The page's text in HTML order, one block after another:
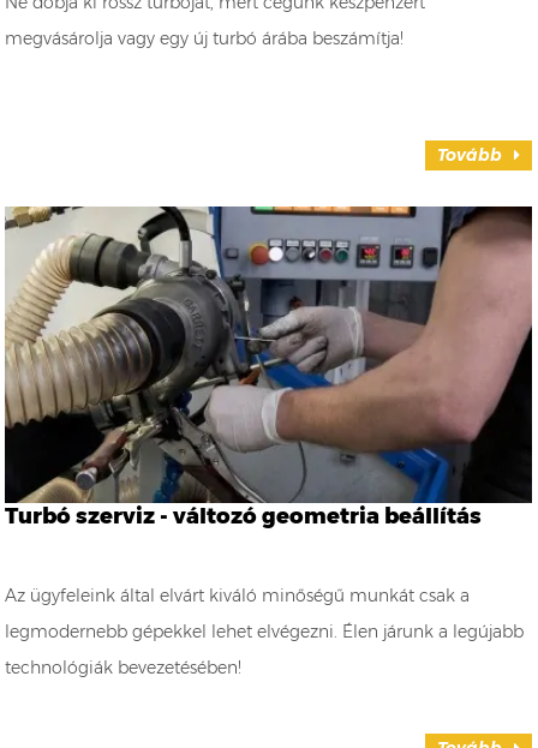
megvásárolja vagy egy új turbó árába beszámítja!
Tovább
Turbó szerviz - változó geometria beállítás
Az ügyfeleink által elvárt kiváló minőségű munkát csak a
legmodernebb gépekkel lehet elvégezni. Élen járunk a legújabb
technológiák bevezetésében!